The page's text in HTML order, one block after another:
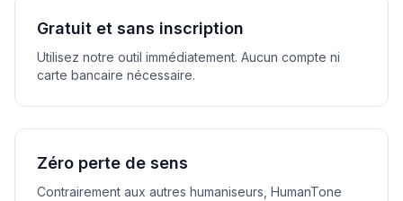
Gratuit et sans inscription
Utilisez notre outil immédiatement. Aucun compte ni
carte bancaire nécessaire.
Zéro perte de sens
Contrairement aux autres humaniseurs, HumanTone